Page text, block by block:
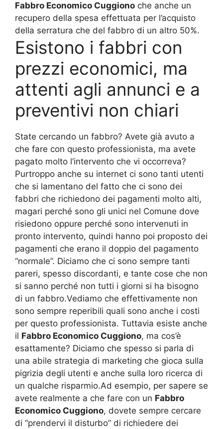
Fabbro Economico Cuggiono che anche un
recupero della spesa effettuata per l’acquisto
della serratura che del fabbro di un altro 50%.
Esistono i fabbri con
prezzi economici, ma
attenti agli annunci e a
preventivi non chiari
State cercando un fabbro? Avete già avuto a
che fare con questo professionista, ma avete
pagato molto l’intervento che vi occorreva?
Purtroppo anche su internet ci sono tanti utenti
che si lamentano del fatto che ci sono dei
fabbri che richiedono dei pagamenti molto alti,
magari perché sono gli unici nel Comune dove
risiedono oppure perché sono intervenuti in
pronto intervento, quindi hanno poi proposto dei
pagamenti che erano il doppio del pagamento
“normale”. Diciamo che ci sono sempre tanti
pareri, spesso discordanti, e tante cose che non
si sanno perché non tutti i giorni si ha bisogno
di un fabbro.Vediamo che effettivamente non
sono sempre reperibili quali sono anche i costi
per questo professionista. Tuttavia esiste anche
il Fabbro Economico Cuggiono, ma cos’è
esattamente? Diciamo che spesso si parla di
una abile strategia di marketing che gioca sulla
pigrizia degli utenti e anche sulla loro ricerca di
un qualche risparmio.Ad esempio, per sapere se
avete realmente a che fare con un Fabbro
Economico Cuggiono, dovete sempre cercare
di “prendervi il disturbo” di richiedere dei